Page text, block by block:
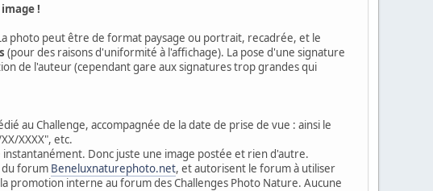
!
photo peut être de format paysage ou portrait, recadrée, et le
(pour des raisons d'uniformité à l'affichage). La pose d'une signature
de l'auteur (cependant gare aux signatures trop grandes qui
au Challenge, accompagnée de la date de prise de vue : ainsi le
XXXX", etc.
instantanément. Donc juste une image postée et rien d'autre.
du forum Beneluxnaturephoto.net, et autorisent le forum à utiliser
promotion interne au forum des Challenges Photo Nature. Aucune